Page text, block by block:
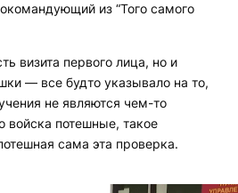
из “Того самого
визита первого лица, но и
— все будто указывало на то,
не являются чем-то
войска потешные, такое
сама эта проверка.